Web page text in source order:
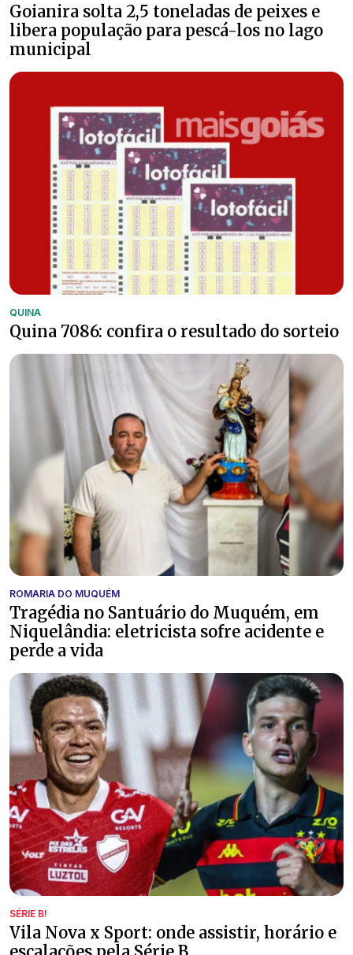
Goianira solta 2,5 toneladas de peixes e
libera população para pescá-los no lago
municipal
QUINA
Quina 7086: confira o resultado do sorteio
ROMARIA DO MUQUÉM
Tragédia no Santuário do Muquém, em
Niquelândia: eletricista sofre acidente e
perde a vida
SÉRIE B!
Vila Nova x Sport: onde assistir, horário e